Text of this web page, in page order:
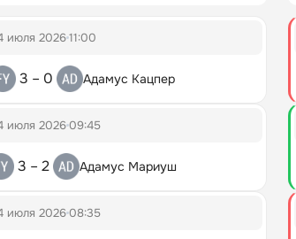
июля 202611:00
3 – 0 Адамус Кацпер
июля 202609:45
3 – 2 Адамус Мариуш
июля 202608:35